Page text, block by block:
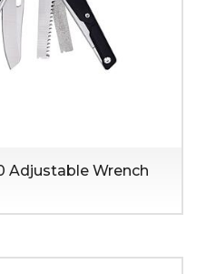
Adjustable Wrench